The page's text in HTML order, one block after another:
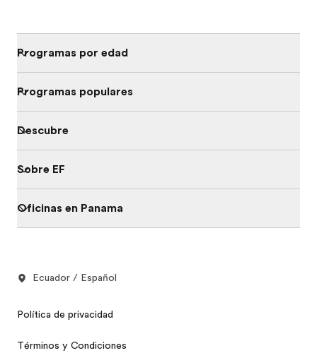
Programas por edad
Programas populares
Descubre
Sobre EF
Oficinas en Panama
Ecuador / Español
Política de privacidad
Términos y Condiciones